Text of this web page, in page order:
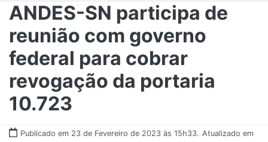
ANDES-SN participa de
reunião com governo
federal para cobrar
revogação da portaria
10.723
Publicado em 23 de Fevereiro de 2023 às 15h33. Atualizado em